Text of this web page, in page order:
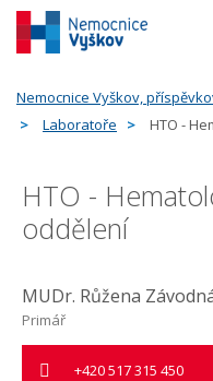
Nemocnice Vyškov,
Laboratoře
HTO -
HTO -
oddělení
MUDr. Růžena
Primář
+420 517 315 450